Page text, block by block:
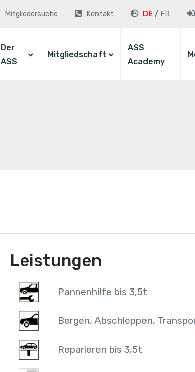
Mitgliedersuche Kontakt DE FR
Der
ASS
Mitgliedschaft
ASS
Academy
Leistungen
Pannenhilfe bis 3,5t
Bergen, Abschleppen,
Reparieren bis 3,5t